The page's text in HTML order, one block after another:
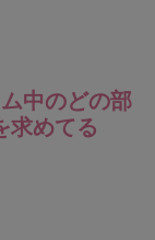
中のどの部
求めてる